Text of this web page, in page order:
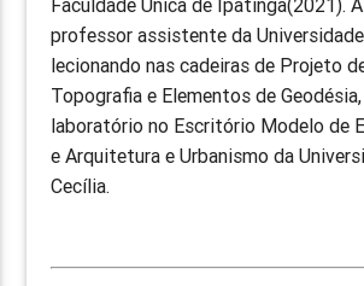
professor assistente da
lecionando nas cadeiras de Projeto
Topografia e Elementos de
laboratório no Escritório Modelo de
e Arquitetura e Urbanismo da
Cecília.